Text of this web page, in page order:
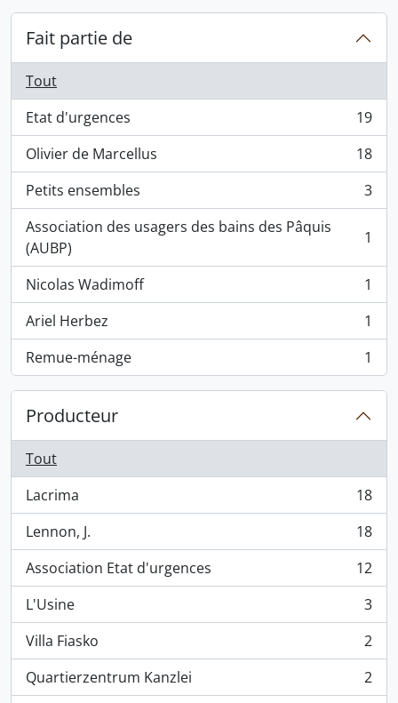
Fait partie de
Tout
Etat d'urgences
, 19 résultats
19
Olivier de Marcellus
, 18 résultats
18
Petits ensembles
, 3 résultats
3
Association des usagers des bains des Pâquis
(AUBP)
, 1 résultats 1
Nicolas Wadimoff
, 1 résultats
1
Ariel Herbez
, 1 résultats
1
Remue-ménage
, 1 résultats 1
Producteur
Tout
Lacrima
, 18 résultats
18
Lennon, J.
, 18 résultats
18
Association Etat d'urgences
, 12 résultats
12
L'Usine
, 3 résultats
3
Villa Fiasko
, 2 résultats
2
Quartierzentrum Kanzlei
, 2 résultats
2